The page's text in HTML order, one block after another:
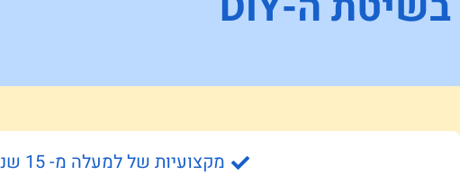
מקצועיות של למעלה מ- 15 שנה.